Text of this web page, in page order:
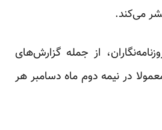
می‌کند.
از جمله گزارش‌های
در نیمه دوم ماه دسامبر هر